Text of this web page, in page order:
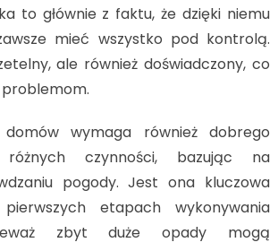
to głównie z faktu, że dzięki niemu
mieć wszystko pod kontrolą.
ale również doświadczony, co
wymaga również dobrego
różnych czynności, bazując na
pogody. Jest ona kluczowa
etapach wykonywania
zbyt duże opady mogą